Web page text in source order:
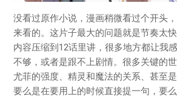
没看过原作小说，漫画稍微看过个开头
来看的。这片子最大的问题就是节奏太
内容压缩到12话里讲，很多地方都让我
不够，或者是跟不上剧情。很多关键的
尤菲的强度、精灵和魔法的关系、甚至
要么是在要用上的时候直接提一句，要